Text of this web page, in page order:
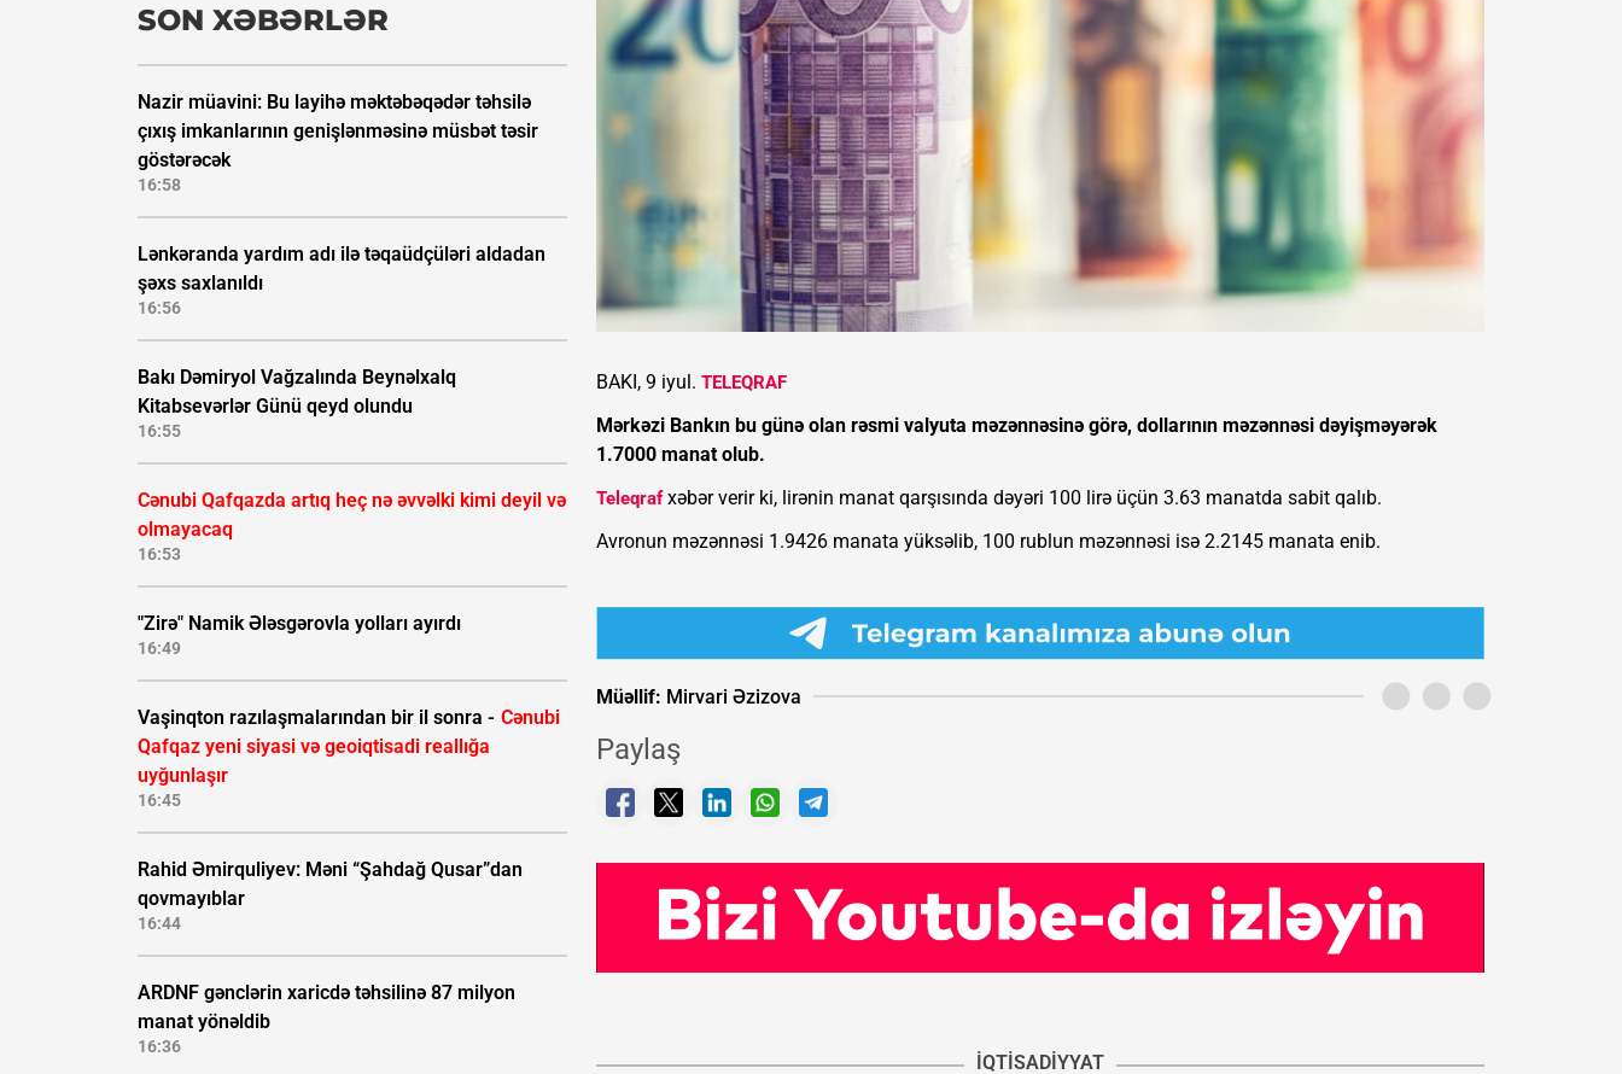
SON XƏBƏRLƏR
Nazir müavini: Bu layihə məktəbəqədər təhsilə
çıxış imkanlarının genişlənməsinə müsbət təsir
göstərəcək
16:58
Lənkəranda yardım adı ilə təqaüdçüləri aldadan
şəxs saxlanıldı
16:56
Bakı Dəmiryol Vağzalında Beynəlxalq
Kitabsevərlər Günü qeyd olundu
16:55
Cənubi Qafqazda artıq heç nə əvvəlki kimi deyil və
olmayacaq
16:53
"Zirə" Namik Ələsgərovla yolları ayırdı
16:49
Vaşinqton razılaşmalarından bir il sonra - Cənubi
Qafqaz yeni siyasi və geoiqtisadi reallığa
uyğunlaşır
16:45
Rahid Əmirquliyev: Məni “Şahdağ Qusar”dan
qovmayıblar
16:44
ARDNF gənclərin xaricdə təhsilinə 87 milyon
manat yönəldib
16:36
BAKI, 9 iyul. TELEQRAF
Mərkəzi Bankın bu günə olan rəsmi valyuta məzənnəsinə görə, dollarının məzənnəsi dəyişməyərək
1.7000 manat olub.
Teleqrafxəbər verir ki, lirənin manat qarşısında dəyəri 100 lirə üçün 3.63 manatda sabit qalıb.
Avronun məzənnəsi 1.9426 manata yüksəlib, 100 rublun məzənnəsi isə 2.2145 manata enib.
Müəllif: Mirvari Əzizova
Paylaş
İQTISADIYYAT